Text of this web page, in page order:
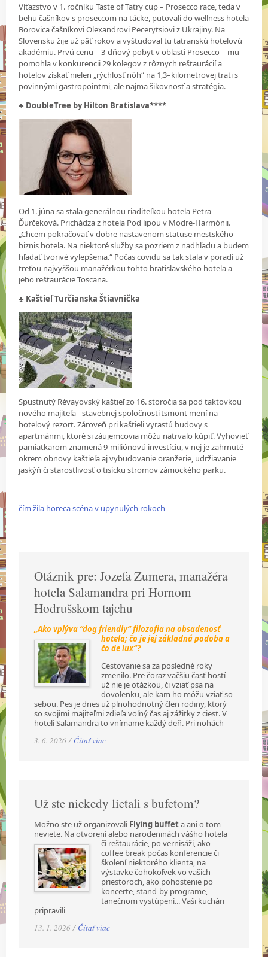
Víťazstvo v 1. ročníku Taste of Tatry cup – Prosecco race, teda v
behu čašníkov s proseccom na tácke, putovali do wellness hotela
Borovica čašníkovi Olexandrovi Pecerytsiovi z Ukrajiny. Na
Slovensku žije už päť rokov a vyštudoval tu tatranskú hotelovú
akadémiu. Prvú cenu – 3-dňový pobyt v oblasti Prosecco – mu
pomohla v konkurencii 29 kolegov z rôznych reštaurácií a
hotelov získať nielen „rýchlosť nôh“ na 1,3–kilometrovej trati s
povinnými gastropointmi, ale najmä šikovnosť a stratégia.
♣ DoubleTree by Hilton Bratislava****
Od 1. júna sa stala generálnou riaditeľkou hotela Petra
Ďurčeková. Prichádza z hotela Pod lipou v Modre-Harmónii.
„Chcem pokračovať v dobre nastavenom statuse mestského
biznis hotela. Na niektoré služby sa pozriem z nadhľadu a budem
hľadať tvorivé vylepšenia.“ Počas covidu sa tak stala v poradí už
treťou najvyššou manažérkou tohto bratislavského hotela a
jeho reštaurácie Toscana.
♣ Kaštieľ Turčianska Štiavnička
Spustnutý Révayovský kaštieľ zo 16. storočia sa pod taktovkou
nového majiteľa - stavebnej spoločnosti Ismont mení na
hotelový rezort. Zároveň pri kaštieli vyrastú budovy s
apartmánmi, ktoré si záujemcovia môžu natrvalo kúpiť. Vyhovieť
pamiatkarom znamená 9-miliónovú investíciu, v nej je zahrnuté
okrem obnovy kaštieľa aj vybudovanie oranžerie, udržiavanie
jaskýň či starostlivosť o tisícku stromov zámockého parku.
čím žila horeca scéna v upynulých rokoch
Otáznik pre: Jozefa Zumera, manažéra
hotela Salamandra pri Hornom
Hodrušskom tajchu
„Ako vplýva “dog friendly“ filozofia na obsadenosť
hotela; čo je jej základná podoba a
čo de lux“?
Cestovanie sa za posledné roky
zmenilo. Pre čoraz väčšiu časť hostí
už nie je otázkou, či vziať psa na
dovolenku, ale kam ho môžu vziať so
sebou. Pes je dnes už plnohodnotný člen rodiny, ktorý
so svojimi majiteľmi zdieľa voľný čas aj zážitky z ciest. V
hoteli Salamandra to vnímame každý deň. Pri nohách
3. 6. 2026 / Čítať viac
Už ste niekedy lietali s bufetom?
Možno ste už organizovali Flying buffeta ani o tom
neviete. Na otvorení alebo narodenináchvášho hotela
či reštaurácie, po vernisáži, ako
coffee break počas konferencie či
školení niektorého klienta, na
výstavke čohokoľvek vo vašich
priestoroch, ako pohostenie po
koncerte, stand-by programe,
tanečnom vystúpení... Vaši kuchári
pripravili
13. 1. 2026 / Čítať viac